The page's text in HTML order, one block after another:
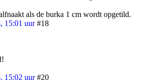
als de burka 1 cm wordt opgetild.
15:01 uur #18
15:02 uur #20